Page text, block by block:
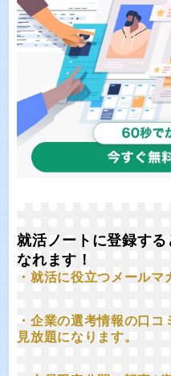
就活ノートに登録す
なれます！
・就活に役立つメールマ
・企業の選考情報の口
見放題になります。